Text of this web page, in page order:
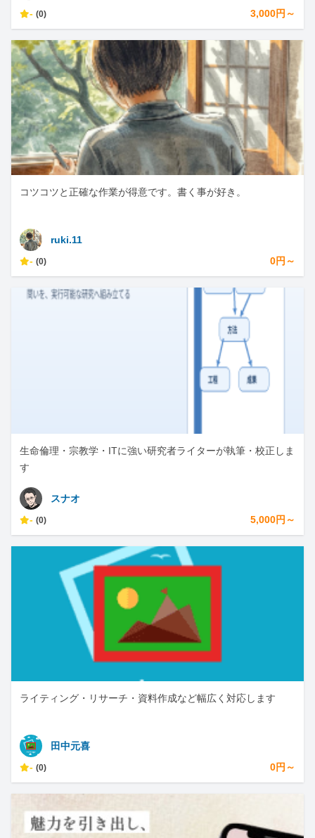
- (0) 3,000円～
コツコツと正確な作業が得意です。書く事が好き。
ruki.11
- (0) 0円～
生命倫理・宗教学・ITに強い研究者ライターが執筆・校正しま
す
スナオ
- (0) 5,000円～
ライティング・リサーチ・資料作成など幅広く対応します
田中元喜
- (0) 0円～